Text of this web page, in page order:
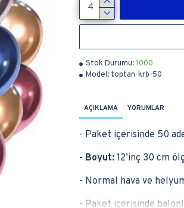
Stok Durumu:1000
Model: toptan-krb-50
AÇIKLAMA YORUMLAR
- Paket içerisinde 50
- Boyut: 12’inç 30 cm
- Normal hava ve
- Paket içerisinde